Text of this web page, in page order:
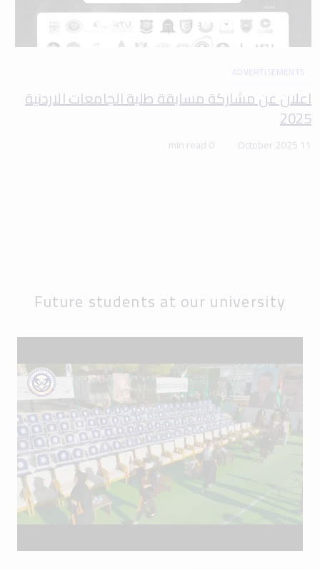
ADVERTISEMENTS
اعلان عن مشاركة مسابقة طلبة الجامعات الاردنية
2025
11 October 2025
0 min read
Future students at our university